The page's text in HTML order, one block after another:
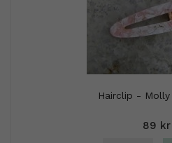
Hairclip -
89 kr